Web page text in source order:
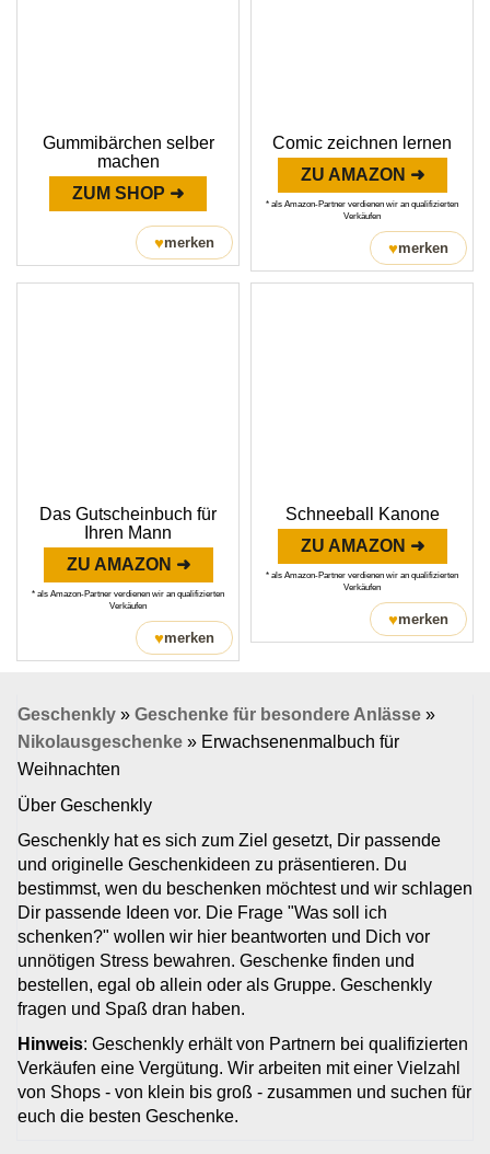
Gummibärchen selber
machen
ZUM SHOP ➜
♥merken
Comic zeichnen lernen
ZU AMAZON ➜
* als Amazon-Partner verdienen wir an qualifizierten
Verkäufen
♥merken
Das Gutscheinbuch für
Ihren Mann
ZU AMAZON ➜
* als Amazon-Partner verdienen wir an qualifizierten
Verkäufen
♥merken
Schneeball Kanone
ZU AMAZON ➜
* als Amazon-Partner verdienen wir an qualifizierten
Verkäufen
♥merken
Geschenkly » Geschenke für besondere Anlässe »
Nikolausgeschenke » Erwachsenenmalbuch für
Weihnachten
Über Geschenkly
Geschenkly hat es sich zum Ziel gesetzt, Dir passende
und originelle Geschenkideen zu präsentieren. Du
bestimmst, wen du beschenken möchtest und wir schlagen
Dir passende Ideen vor. Die Frage "Was soll ich
schenken?" wollen wir hier beantworten und Dich vor
unnötigen Stress bewahren. Geschenke finden und
bestellen, egal ob allein oder als Gruppe. Geschenkly
fragen und Spaß dran haben.
Hinweis: Geschenkly erhält von Partnern bei qualifizierten
Verkäufen eine Vergütung. Wir arbeiten mit einer Vielzahl
von Shops - von klein bis groß - zusammen und suchen für
euch die besten Geschenke.